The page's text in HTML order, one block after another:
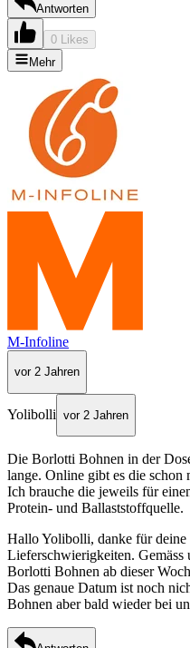
Antworten
0 Likes
Mehr
M-Infoline
vor 2 Jahren
Yolibolli vor 2 Jahren
Die Borlotti Bohnen in der
lange. Online gibt es die schon
Ich brauche die jeweils für
Protein- und Ballaststoffquelle.
Hallo Yolibolli, danke für deine
Lieferschwierigkeiten. Gemäss
Borlotti Bohnen ab dieser
Das genaue Datum ist noch
Bohnen aber bald wieder bei